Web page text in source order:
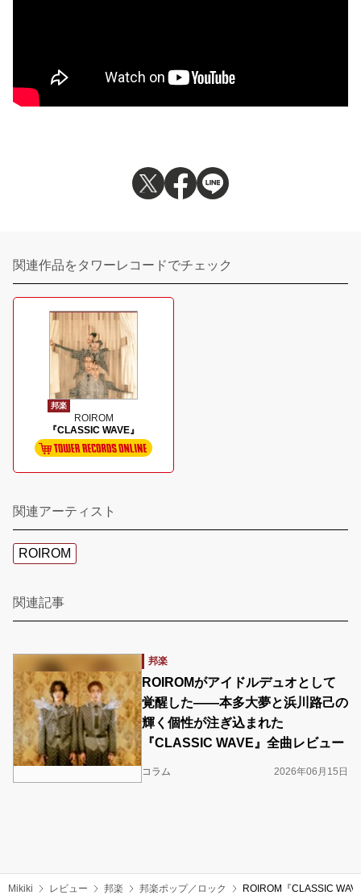
関連作品をタワーレコードでチェック
邦楽
ROIROM
『CLASSIC WAVE』
関連アーティスト
ROIROM
関連記事
邦楽
ROIROMがアイドルデュオとして
覚醒した――本多大夢と浜川路己の
輝く個性が注ぎ込まれた
『CLASSIC WAVE』全曲レビュー
コラム 2026年06月15日
Mikiki レビュー 邦楽 邦楽ポップ／ロック ROIROM『CLASSIC